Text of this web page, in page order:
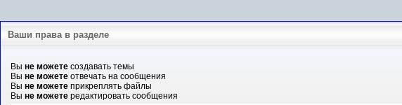
Ваши права в разделе
Выне можете создавать темы
Выне можете отвечать на сообщения
Выне можете прикреплять файлы
Выне можете редактировать сообщения